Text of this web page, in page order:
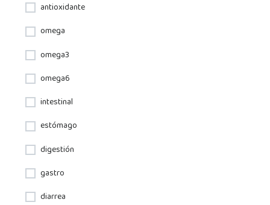
antioxidante
omega
omega3
omega6
intestinal
estómago
digestión
gastro
diarrea